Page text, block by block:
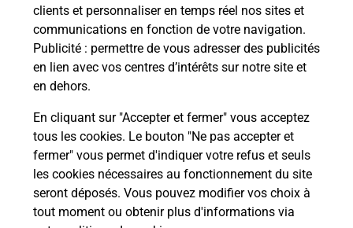
clients et personnaliser en temps réel nos sites et
communications en fonction de votre navigation.
Publicité : permettre de vous adresser des publicités
en lien avec vos centres d’intérêts sur notre site et
en dehors.
En cliquant sur "Accepter et fermer" vous acceptez
tous les cookies. Le bouton "Ne pas accepter et
fermer" vous permet d'indiquer votre refus et seuls
les cookies nécessaires au fonctionnement du site
seront déposés. Vous pouvez modifier vos choix à
tout moment ou obtenir plus d'informations via
Puis-je passer mon code de la route
avec La Poste et sous quelles
conditions ?
Localiser Liste Loire CHEVRIERES